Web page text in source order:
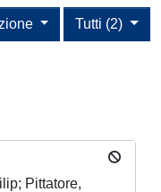
Tutti (2)
Pittatore,